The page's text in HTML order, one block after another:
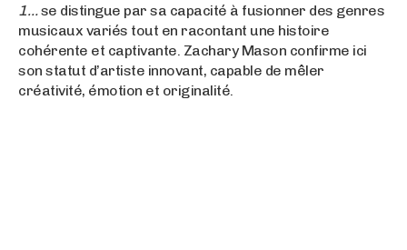
1…se distingue par sa capacité à fusionner des genres
musicaux variés tout en racontant une histoire
cohérente et captivante. Zachary Mason confirme ici
son statut d’artiste innovant, capable de mêler
créativité, émotion et originalité.